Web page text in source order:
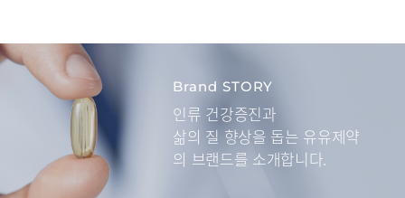
Brand STORY
인류 건강증진과
삶의 질 향상을 돕는 유유제약
의 브랜드를 소개합니다.